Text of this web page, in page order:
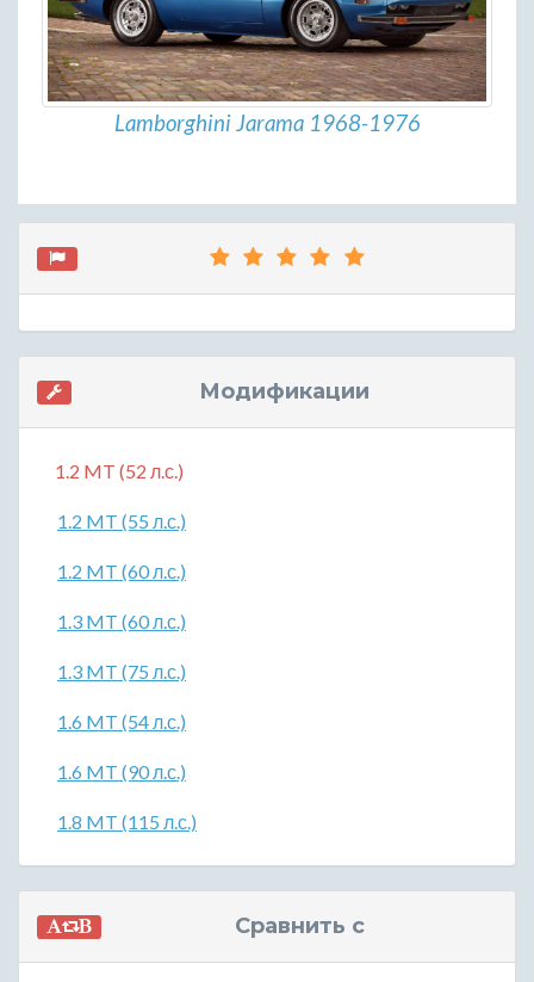
Lamborghini Jarama 1968-1976
Модификации
1.2 MT (52 л.с.)
1.2 MT (55 л.с.)
1.2 MT (60 л.с.)
1.3 MT (60 л.с.)
1.3 MT (75 л.с.)
1.6 MT (54 л.с.)
1.6 MT (90 л.с.)
1.8 MT (115 л.с.)
Сравнить с